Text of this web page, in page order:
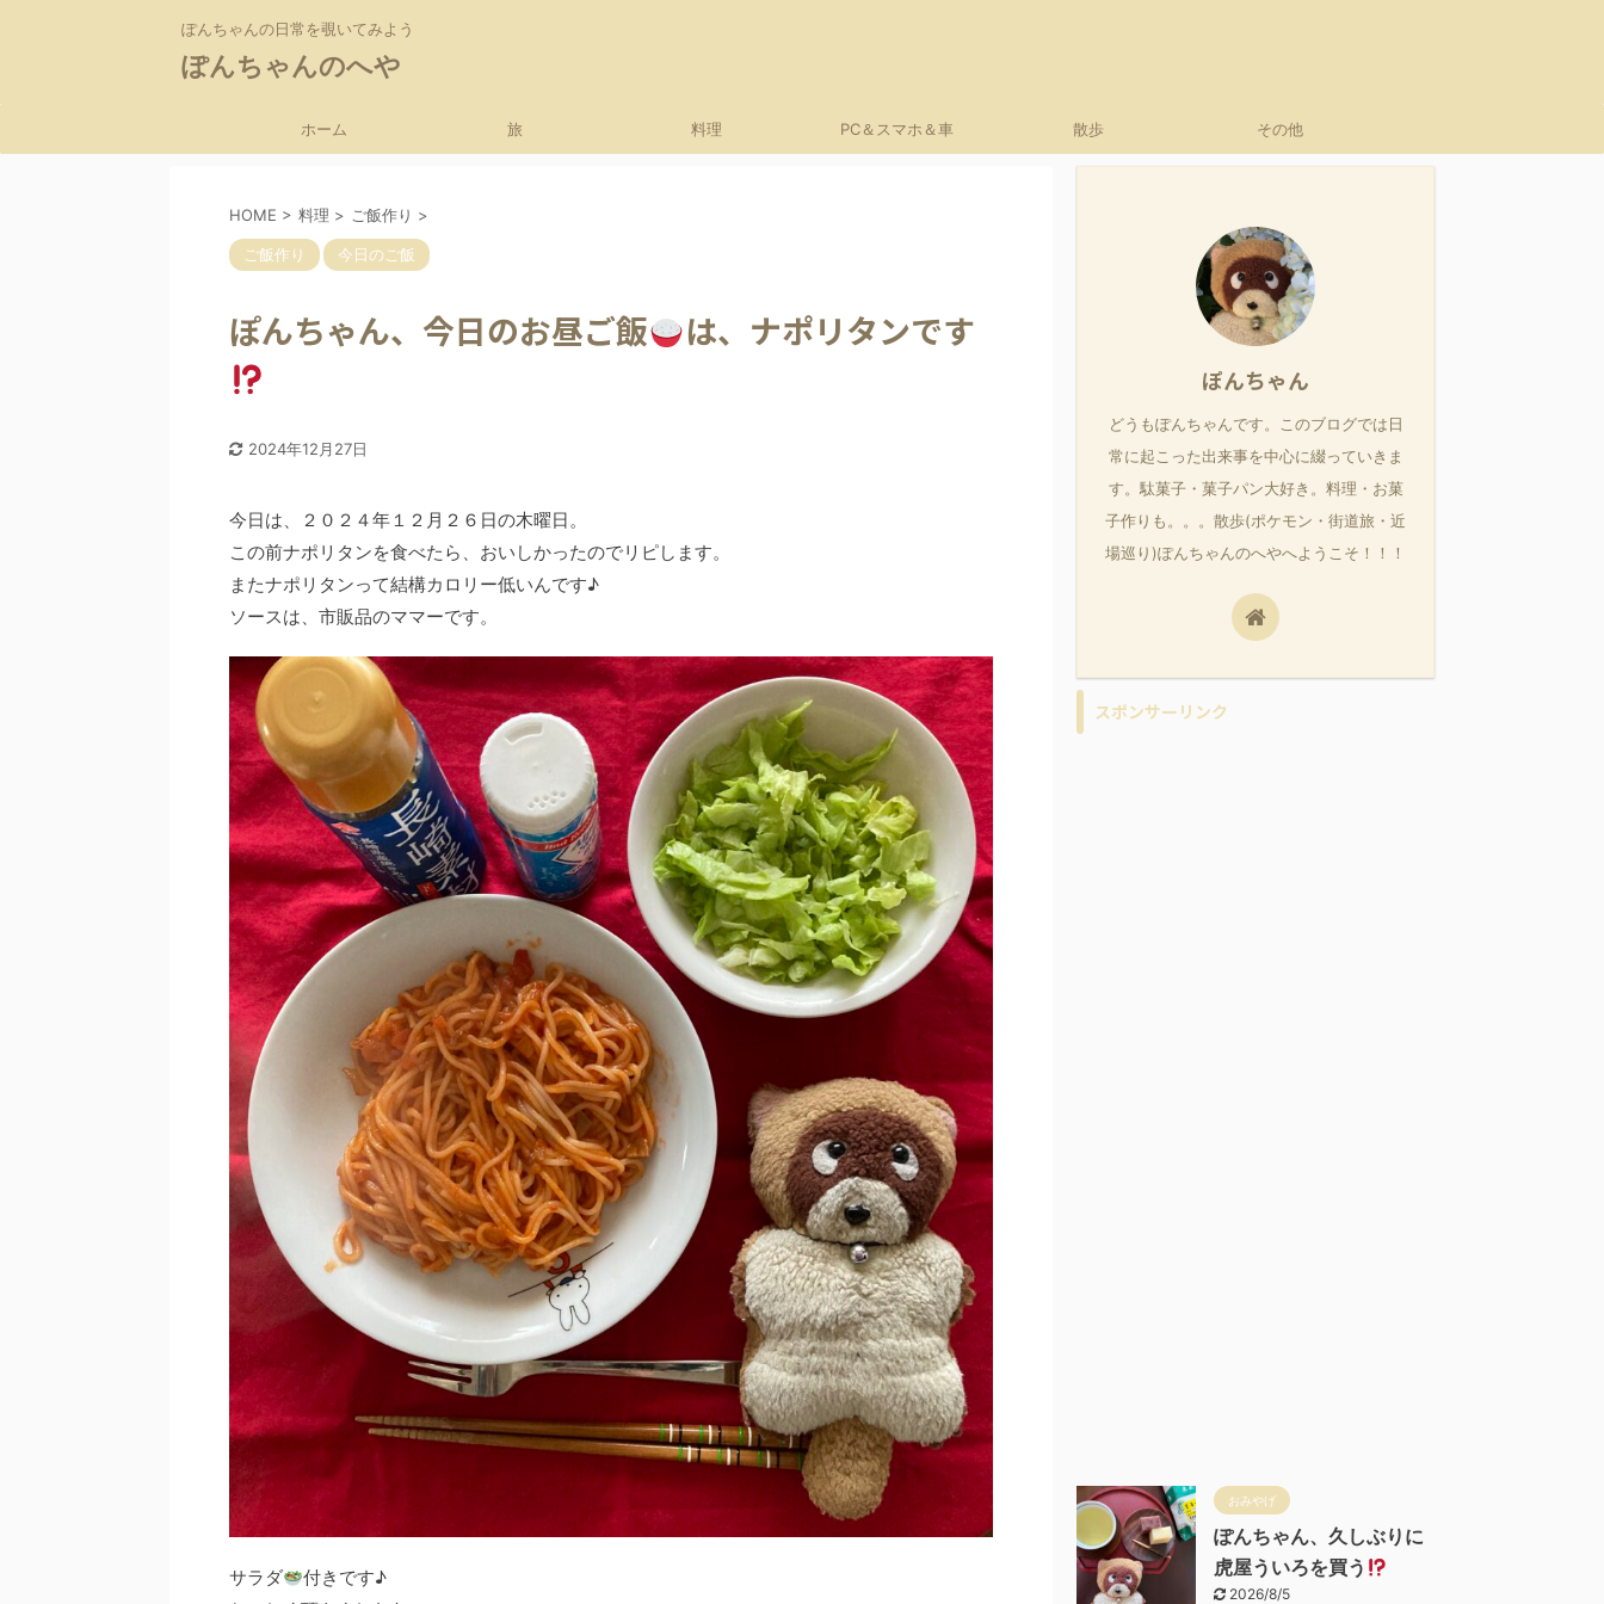
ぽんちゃんの日常を覗いてみよう
ぽんちゃんのへや
ホーム 旅 料理 PC＆スマホ＆車 散歩 その他
HOME > 料理 > ご飯作り >
ご飯作り 今日のご飯
ぽんちゃん、今日のお昼ご飯 は、ナポリタンです
2024年12月27日
今日は、２０２４年１２月２６日の木曜日。
この前ナポリタンを食べたら、おいしかったのでリピします。
またナポリタンって結構カロリー低いんです♪
ソースは、市販品のママーです。
サラダ
付きです♪
ぽんちゃん
どうもぽんちゃんです。このブログでは日
常に起こった出来事を中心に綴っていきま
す。駄菓子・菓子パン大好き。料理・お菓
子作りも。。。散歩(ポケモン・街道旅・近
場巡り)ぽんちゃんのへやへようこそ！！！
スポンサーリンク
おみやげ
ぽんちゃん、久しぶりに
虎屋ういろを買う
2026/8/5